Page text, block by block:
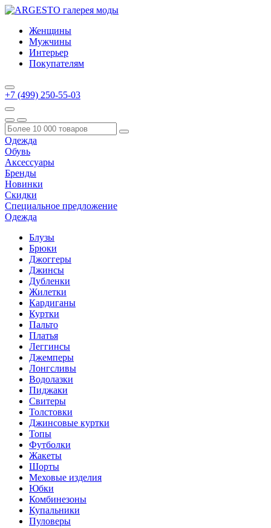
Женщины
Мужчины
Интерьер
Покупателям
+7 (499) 250-55-03
Одежда
Обувь
Аксессуары
Бренды
Новинки
Скидки
Специальное предложение
Одежда
Блузы
Брюки
Джоггеры
Джинсы
Дубленки
Жилетки
Кардиганы
Куртки
Пальто
Платья
Леггинсы
Джемперы
Лонгсливы
Водолазки
Пиджаки
Свитеры
Толстовки
Джинсовые куртки
Топы
Футболки
Жакеты
Шорты
Меховые изделия
Юбки
Комбинезоны
Купальники
Пуловеры